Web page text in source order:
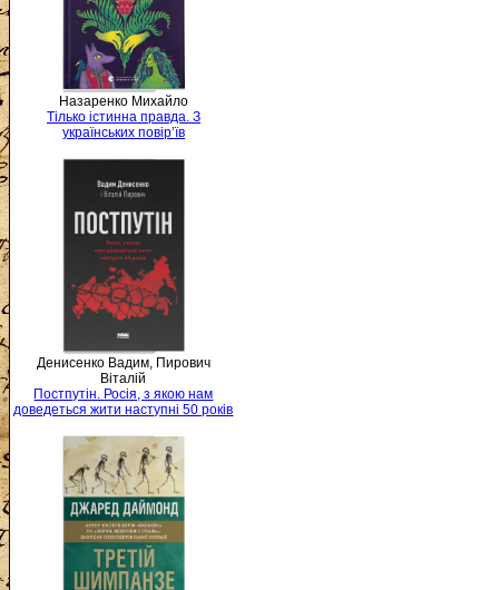
Назаренко Михайло
Тілько істинна правда. З
українських повір’їв
Денисенко Вадим, Пирович
Віталій
Постпутін. Росія, з якою нам
доведеться жити наступні 50 років